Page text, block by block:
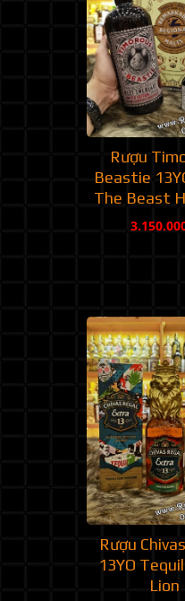
Rượu
Beastie
The Beast
Rượu
13YO
Lion